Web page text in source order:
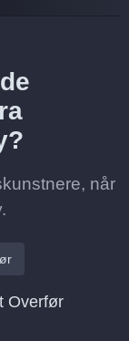
når
Overfør